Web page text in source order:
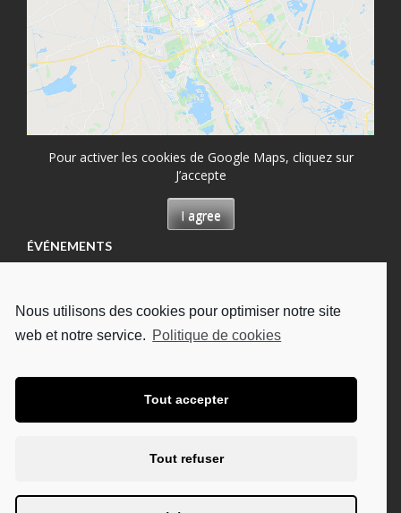
Nous utilisons des cookies pour optimiser notre site
web et notre service. Politique de cookies
Tout accepter
Tout refuser
Pour activer les cookies de Google Maps, cliquez sur
J’accepte
I agree
ÉVÉNEMENTS
13/08/2026
Permanence à Tours, Hôpital Bretonneau
Permanence à Tours, à l'UDAF
Permanence à Chambray-lès-Tours, CHU Trousseau